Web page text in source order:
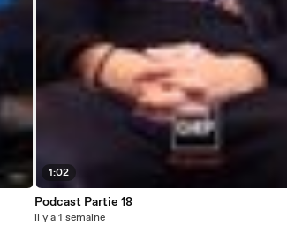
1:02
Podcast Partie 18
il y a 1 semaine